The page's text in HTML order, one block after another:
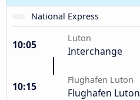
National Express
10:05
Luton
Interchange
10:15
Flughafen Luton
Flughafen Luton